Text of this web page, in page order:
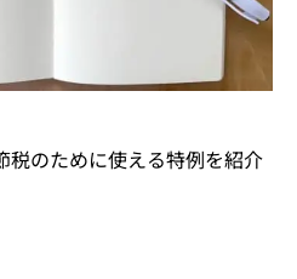
税のために使える特例を紹介